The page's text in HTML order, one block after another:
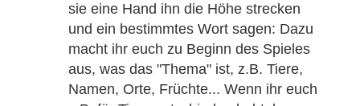
sie eine Hand ihn die Höhe strecken
und ein bestimmtes Wort sagen: Dazu
macht ihr euch zu Beginn des Spieles
aus, was das "Thema" ist, z.B. Tiere,
Namen, Orte, Früchte... Wenn ihr euch